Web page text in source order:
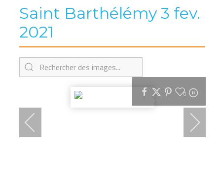
Saint Barthélémy 3 fev.
2021
0